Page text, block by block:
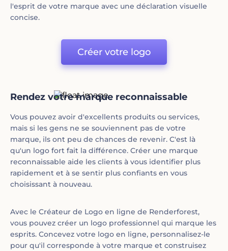
l'esprit de votre marque avec une déclaration visuelle
concise.
Créer votre logo
Rendez votre marque reconnaissable
Vous pouvez avoir d'excellents produits ou services,
mais si les gens ne se souviennent pas de votre
marque, ils ont peu de chances de revenir. C'est là
qu'un logo fort fait la différence. Créer une marque
reconnaissable aide les clients à vous identifier plus
rapidement et à se sentir plus confiants en vous
choisissant à nouveau.
Avec le Créateur de Logo en ligne de Renderforest,
vous pouvez créer un logo professionnel qui marque les
esprits. Concevez votre logo en ligne, personnalisez-le
pour qu'il corresponde à votre marque et construisez